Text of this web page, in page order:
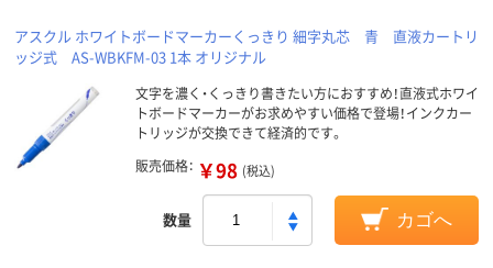
アスクル ホワイトボードマーカーくっきり 細字丸芯 青 直液カートリ
ッジ式 AS-WBKFM-03 1本 オリジナル
文字を濃く・くっきり書きたい方におすすめ！直液式ホワイ
トボードマーカーがお求めやすい価格で登場！インクカー
トリッジが交換できて経済的です。
販売価格： ￥98 (税込)
数量 カゴへ